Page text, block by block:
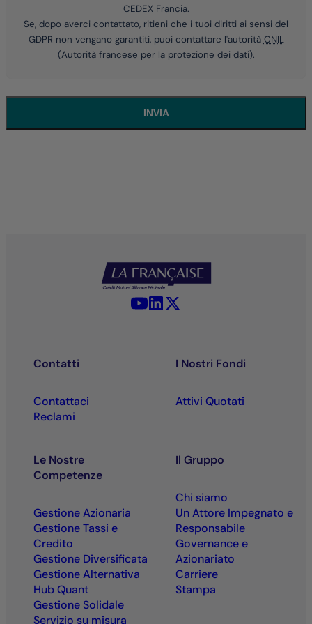
CEDEX Francia.
Se, dopo averci contattato, ritieni che i tuoi diritti ai sensi del
GDPR non vengano garantiti, puoi contattare l'autorità CNIL
(Autorità francese per la protezione dei dati).
INVIA
YouTube - La Française
LinkedIn - La Française
Contatti
Contattaci
Reclami
I Nostri Fondi
Attivi Quotati
Le Nostre
Competenze
Gestione Azionaria
Gestione Tassi e
Credito
Gestione Diversificata
Gestione Alternativa
Hub Quant
Gestione Solidale
Servizio su misura
Il Gruppo
Chi siamo
Un Attore Impegnato e
Responsabile
Governance e
Azionariato
Carriere
Stampa